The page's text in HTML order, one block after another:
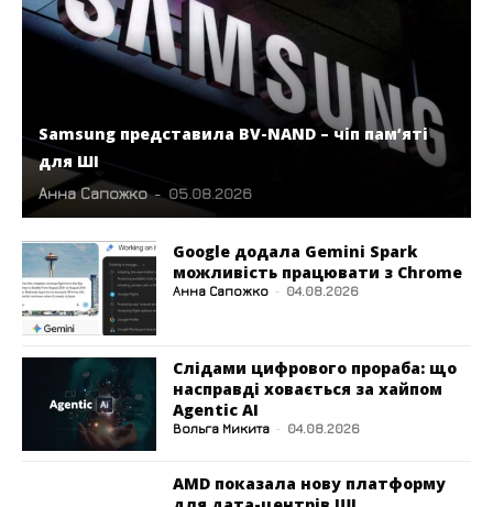
Samsung представила BV-NAND – чіп пам’яті
для ШІ
Анна Сапожко - 05.08.2026
Google додала Gemini Spark
можливість працювати з Chrome
Анна Сапожко - 04.08.2026
Слідами цифрового прораба: що
насправді ховається за хайпом
Agentic AI
Вольга Микита - 04.08.2026
AMD показала нову платформу